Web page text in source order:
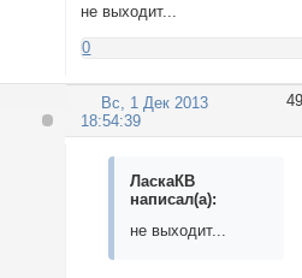
не выходит...
0
49
Вс, 1 Дек 2013
18:54:39
ЛаскаКВ
написал(а):
не выходит...